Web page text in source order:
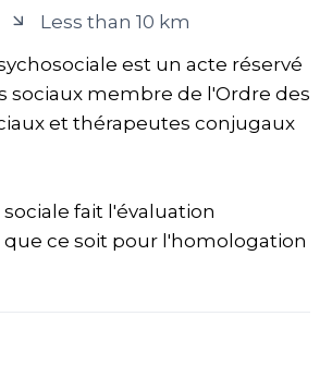
Less than 10 km
est un acte réservé
sociaux membre de l'Ordre des
et thérapeutes conjugaux
fait l'évaluation
que ce soit pour l'homologation